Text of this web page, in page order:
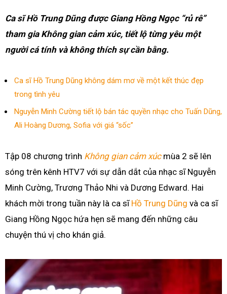
Ca sĩ Hồ Trung Dũng được Giang Hồng Ngọc “rủ rê”
tham gia Không gian cảm xúc, tiết lộ từng yêu một
người cá tính và không thích sự cần bằng.
Ca sĩ Hồ Trung Dũng không dám mơ về một kết thúc đẹp
trong tình yêu
Nguyễn Minh Cường tiết lộ bán tác quyền nhạc cho Tuấn Dũng,
Ali Hoàng Dương, Sofia với giá “sốc”
Tập 08 chương trình Không gian cảm xúcmùa 2 sẽ lên
sóng trên kênh HTV7 với sự dẫn dắt của nhạc sĩ Nguyễn
Minh Cường, Trương Thảo Nhi và Dương Edward. Hai
khách mời trong tuần này là ca sĩ Hồ Trung Dũng và ca sĩ
Giang Hồng Ngọc hứa hẹn sẽ mang đến những câu
chuyện thú vị cho khán giả.